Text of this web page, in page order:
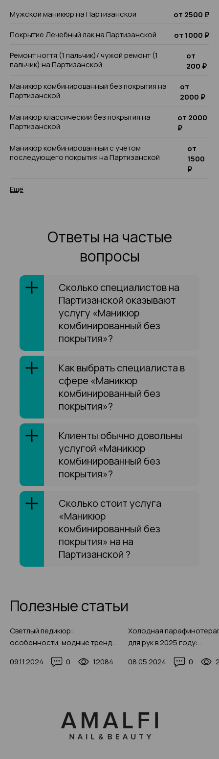
Мужской маникюр на Партизанской
от 2500 ₽
Покрытие Лечебный лак на Партизанской
от 1000 ₽
Ремонт ногтя (1 пальчик)/ чужой ремонт (1
пальчик) на Партизанской
от
200 ₽
Маникюр комбинированный без покрытия на
Партизанской
от
2000 ₽
Маникюр классический без покрытия на
Партизанской
от 2000
₽
Маникюр комбинированный с учётом
последующего покрытия на Партизанской
от
1500
₽
Ещё
Ответы на частые
вопросы
Сколько специалистов на
Партизанской оказывают
услугу «Маникюр
комбинированный без
покрытия»?
Как выбрать специалиста в
сфере «Маникюр
комбинированный без
покрытия»?
Клиенты обычно довольны
услугой «Маникюр
комбинированный без
покрытия»?
Сколько стоит услуга
«Маникюр
комбинированный без
покрытия» на на
Партизанской ?
Полезные статьи
Светлый педикюр:
особенности, модные тренды
сочетания (200 фото)
09.11.2024 0 12084
Холодная
для рук в 2025 году:
этапы проведения
08.05.2024 0